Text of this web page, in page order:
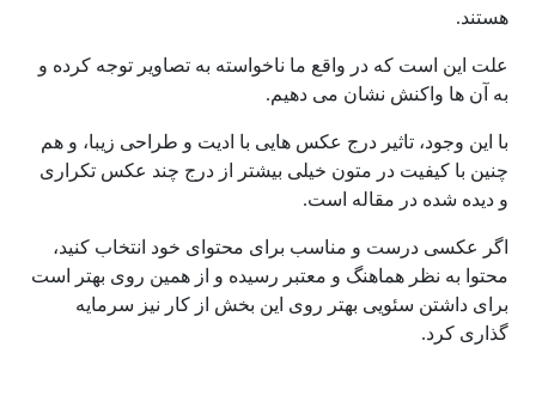
هستند.
علت این است که در واقع ما ناخواسته به تصاویر توجه کرده و
به آن ها واکنش نشان می دهیم.
با این وجود، تاثیر درج عکس هایی با ادیت و طراحی زیبا، و هم
چنین با کیفیت در متون خیلی بیشتر از درج چند عکس تکراری
و دیده شده در مقاله است.
اگر عکسی درست و مناسب برای محتوای خود انتخاب کنید،
محتوا به نظر هماهنگ و معتبر رسیده و از همین روی بهتر است
برای داشتن سئویی بهتر روی این بخش از کار نیز سرمایه
گذاری کرد.